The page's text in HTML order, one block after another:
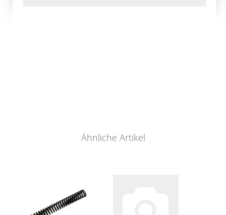
Ähnliche Artikel